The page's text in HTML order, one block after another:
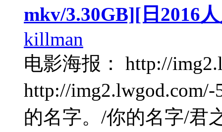
mkv/3.30GB][日2016
killman
电影海报： http://
http://
的名字。/你的名字/君